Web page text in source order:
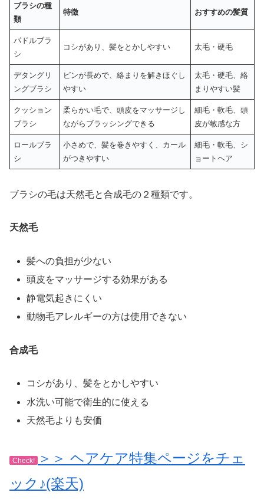
ブラシの種
類
特徴 おすすめの髪質
パドルブラ
シ
コシがあり、髪をとかしやすい 太毛・硬毛
デタングリ
ングブラシ
ピンが長めで、絡まりを解きほぐし
やすい
太毛・硬毛、絡
まりやすい髪
クッション
ブラシ
柔らかい毛で、頭皮をマッサージし
ながらブラッシングできる
細毛・軟毛、頭
皮が敏感な方
ロールブラ
シ
小さめで、髪を巻きやすく、カール
がつきやすい
細毛・軟毛、シ
ョートヘア
ブラシの毛は天然毛と合成毛の２種類です。
天然毛
髪への負担が少ない
頭皮をマッサージする効果がある
静電気起きにくい
動物毛アレルギーの方は使用できない
合成毛
コシがあり、髪をとかしやすい
水洗い可能で衛生的に使える
天然毛よりも安価
Check!
＞＞ ヘアケア特集ページをチェ
ック♪(楽天)